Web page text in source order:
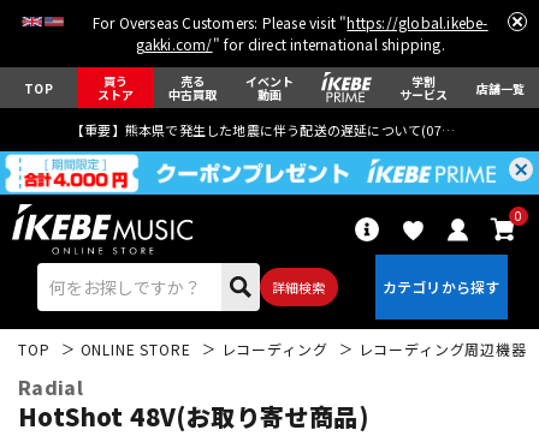
For Overseas Customers: Please visit "https://global.ikebe-
gakki.com/" for direct international shipping.
TOP 買う
ストア
売る
中古買取
イベント
動画
学割
サービス 店舗一覧
【重要】熊本県で発生した地震に伴う配送の遅延について(07月29日
詳細検索
0
TOP ONLINE STORE レコーディング レコーディング周辺機器
Radial
HotShot 48V(お取り寄せ商品)